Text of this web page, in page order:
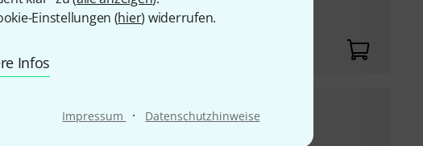
Einstellungen (hier) widerrufen.
Infos
Impressum · Datenschutzhinweise
65 €